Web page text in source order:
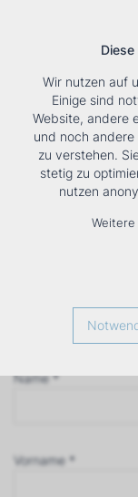
Tools
Anfrage
Name *
Vorname *
Wir nutzen auf
Einige sind
Website, andere
und noch
zu verstehen.
stetig zu
nutzen